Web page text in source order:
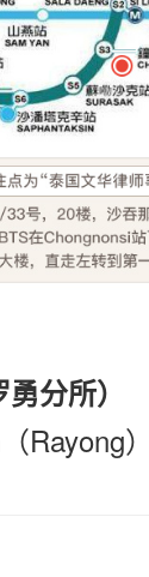
分所）
（Rayong